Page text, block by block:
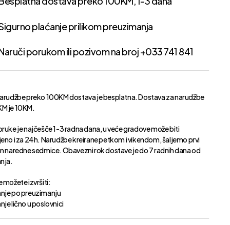
plaćanje prilikom preuzimanja
porukom ili pozivom na broj +033 741 841
preko 100KM dostava je besplatna. Dostava za narudžbe
je 10KM.
je najčešče 1-3 radna dana, u veće gradove može biti
i za 24h. Narudžbe kreirane petkom i vikendom, šaljemo prvi
naredne sedmice. Obavezni rok dostave je do 7 radnih dana od
možete izvršiti:
po preuzimanju
lično u poslovnici